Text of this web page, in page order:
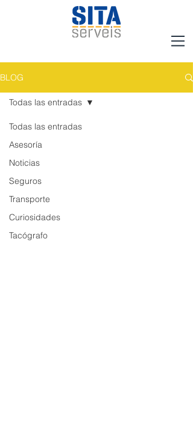
BLOG
Todas las entradas
Asesoría
Noticias
Seguros
Transporte
Curiosidades
Tacógrafo
Todas las entradas